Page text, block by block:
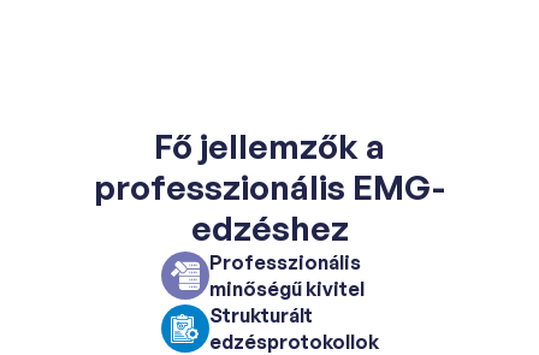
Fő jellemzők a
professzionális EMG-
edzéshez
Professzionális
minőségű kivitel
Strukturált
edzésprotokollok